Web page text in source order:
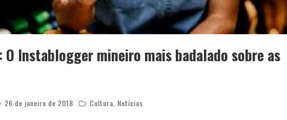
O Instablogger mineiro mais badalado sobre as
26 de janeiro de 2018 Cultura Notícias